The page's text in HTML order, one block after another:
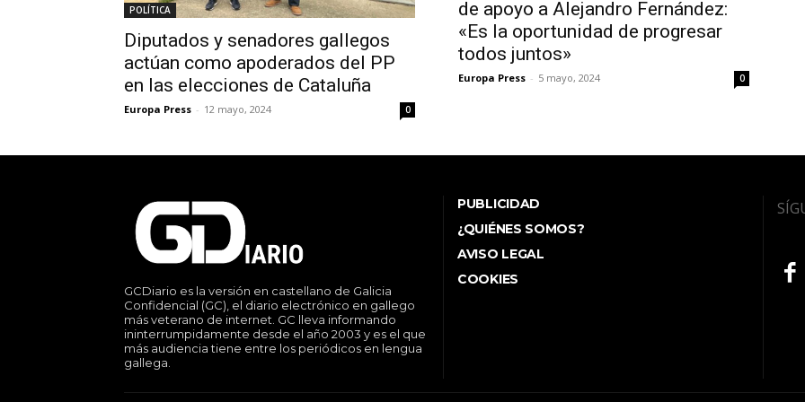
POLÍTICA
Diputados y senadores gallegos
actúan como apoderados del PP
en las elecciones de Cataluña
Europa Press - 12 mayo, 2024 0
de apoyo a Alejandro Fernández:
«Es la oportunidad de progresar
todos juntos»
Europa Press - 5 mayo, 2024 0
GCDiario es la versión en castellano de Galicia
Confidencial (GC), el diario electrónico en gallego
más veterano de internet. GC lleva informando
ininterrumpidamente desde el año 2003 y es el que
más audiencia tiene entre los periódicos en lengua
gallega.
PUBLICIDAD
¿QUIÉNES SOMOS?
AVISO LEGAL
COOKIES